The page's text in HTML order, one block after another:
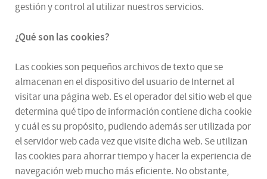
gestión y control al utilizar nuestros servicios.
¿Qué son las cookies?
Las cookies son pequeños archivos de texto que se
almacenan en el dispositivo del usuario de Internet al
visitar una página web. Es el operador del sitio web el que
determina qué tipo de información contiene dicha cookie
y cuál es su propósito, pudiendo además ser utilizada por
el servidor web cada vez que visite dicha web. Se utilizan
las cookies para ahorrar tiempo y hacer la experiencia de
navegación web mucho más eficiente. No obstante,